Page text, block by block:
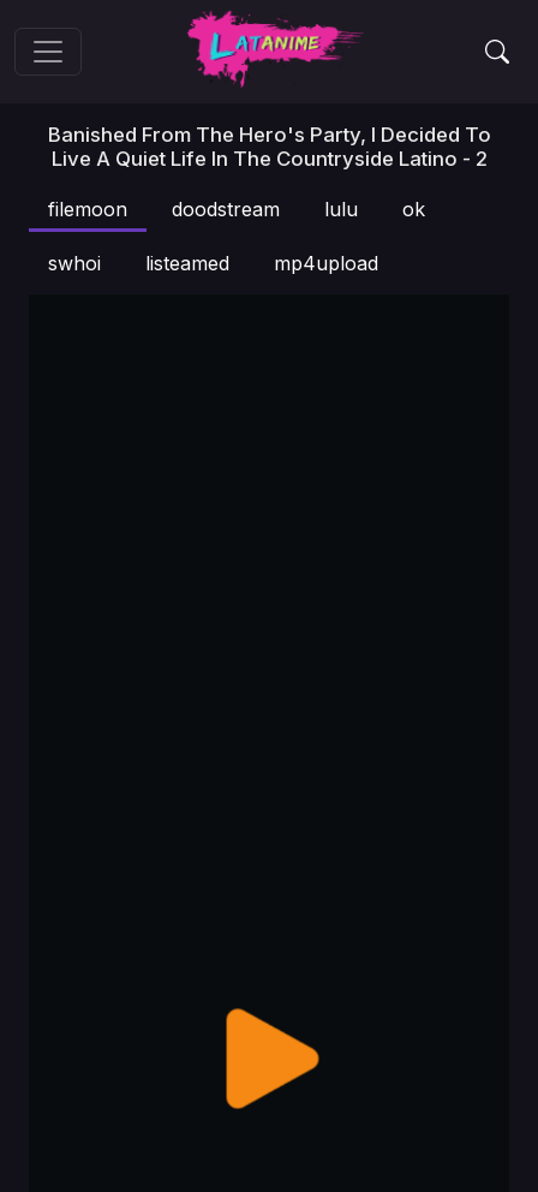
Banished From The Hero's Party, I Decided To
Live A Quiet Life In The Countryside Latino - 2
filemoon doodstream lulu ok
swhoi listeamed mp4upload